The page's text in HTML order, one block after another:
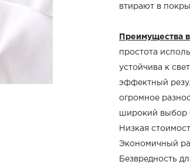
втирают в
Преимущества
простота
устойчива к
эффектный
огромное
широкий выбор
Низкая
Экономичный
Безвредность